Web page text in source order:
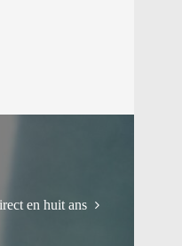
en huit ans